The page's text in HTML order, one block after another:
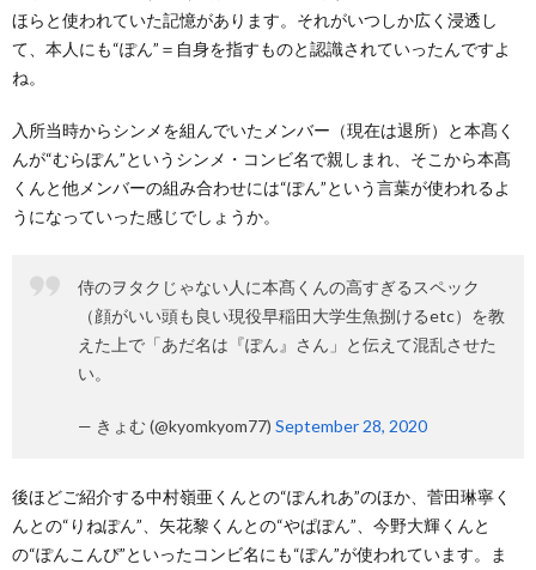
ほらと使われていた記憶があります。それがいつしか広く浸透し
て、本人にも“ぽん”＝自身を指すものと認識されていったんですよ
ね。
入所当時からシンメを組んでいたメンバー（現在は退所）と本髙く
んが“むらぽん”というシンメ・コンビ名で親しまれ、そこから本髙
くんと他メンバーの組み合わせには“ぽん”という言葉が使われるよ
うになっていった感じでしょうか。
侍のヲタクじゃない人に本髙くんの高すぎるスペック
（顔がいい頭も良い現役早稲田大学生魚捌けるetc）を教
えた上で「あだ名は『ぽん』さん」と伝えて混乱させた
い。
— きょむ (@kyomkyom77) September 28, 2020
後ほどご紹介する中村嶺亜くんとの“ぽんれあ”のほか、菅田琳寧く
んとの“りねぽん”、矢花黎くんとの“やぱぽん”、今野大輝くんと
の“ぽんこんぴ”といったコンビ名にも“ぽん”が使われています。ま